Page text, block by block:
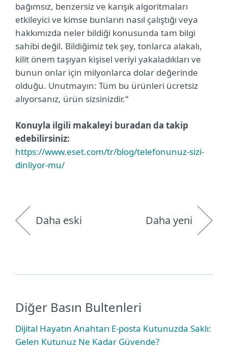
bağımsız, benzersiz ve karışık algoritmaları
etkileyici ve kimse bunların nasıl çalıştığı veya
hakkımızda neler bildiği konusunda tam bilgi
sahibi değil. Bildiğimiz tek şey, tonlarca alakalı,
kilit önem taşıyan kişisel veriyi yakaladıkları ve
bunun onlar için milyonlarca dolar değerinde
olduğu. Unutmayın: Tüm bu ürünleri ücretsiz
alıyorsanız, ürün sizsinizdir.“
Konuyla ilgili makaleyi buradan da takip
edebilirsiniz:
https://www.eset.com/tr/blog/telefonunuz-sizi-
dinliyor-mu/
Daha eski Daha yeni
Diğer Basın Bultenleri
Dijital Hayatın Anahtarı E-posta Kutunuzda Saklı:
Gelen Kutunuz Ne Kadar Güvende?